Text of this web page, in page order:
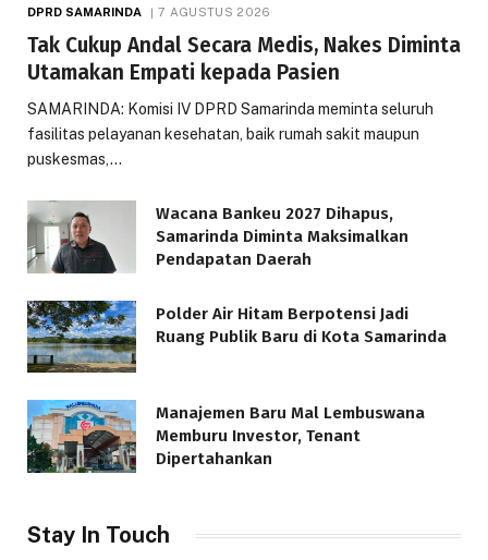
DPRD SAMARINDA 7 AGUSTUS 2026
Tak Cukup Andal Secara Medis, Nakes Diminta
Utamakan Empati kepada Pasien
SAMARINDA: Komisi IV DPRD Samarinda meminta seluruh
fasilitas pelayanan kesehatan, baik rumah sakit maupun
puskesmas,…
Wacana Bankeu 2027 Dihapus,
Samarinda Diminta Maksimalkan
Pendapatan Daerah
Polder Air Hitam Berpotensi Jadi
Ruang Publik Baru di Kota Samarinda
Manajemen Baru Mal Lembuswana
Memburu Investor, Tenant
Dipertahankan
Stay In Touch